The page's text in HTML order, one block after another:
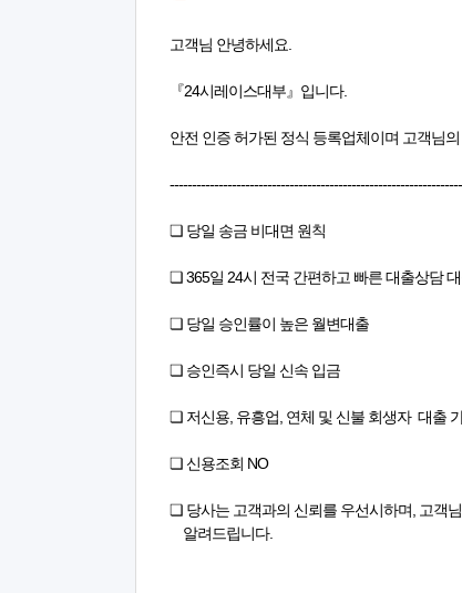
고객님 안녕하세요.
『24시레이스대부』입니다.
안전 인증 허가된 정식 등록업체이며 고객님
❏ 당일 송금 비대면 원칙
❏ 365일 24시 전국 간편하고 빠른 대출상담
❏ 당일 승인률이 높은 월변대출
❏ 승인즉시 당일 신속 입금
❏ 저신용, 유흥업, 연체 및 신불 회생자 대출
❏ 신용조회 NO
❏ 당사는 고객과의 신뢰를 우선시하며, 고객
알려드립니다.